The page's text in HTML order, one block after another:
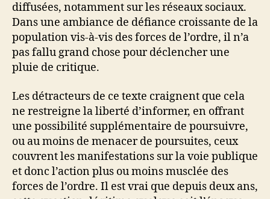
diffusées, notamment sur les réseaux sociaux.
Dans une ambiance de défiance croissante de la
population vis-à-vis des forces de l’ordre, il n’a
pas fallu grand chose pour déclencher une
pluie de critique.
Les détracteurs de ce texte craignent que cela
ne restreigne la liberté d’informer, en offrant
une possibilité supplémentaire de poursuivre,
ou au moins de menacer de poursuites, ceux
couvrent les manifestations sur la voie publique
et donc l’action plus ou moins musclée des
forces de l’ordre. Il est vrai que depuis deux ans,